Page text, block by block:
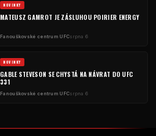
NOVINKY
MATEUSZ GAMROT JE ZÁSLUHOU POIRIER ENERGY
Fanouškovské centrum UFCsrpna 6
NOVINKY
GABLE STEVESON SE CHYSTÁ NA NÁVRAT DO UFC
331
Fanouškovské centrum UFCsrpna 6